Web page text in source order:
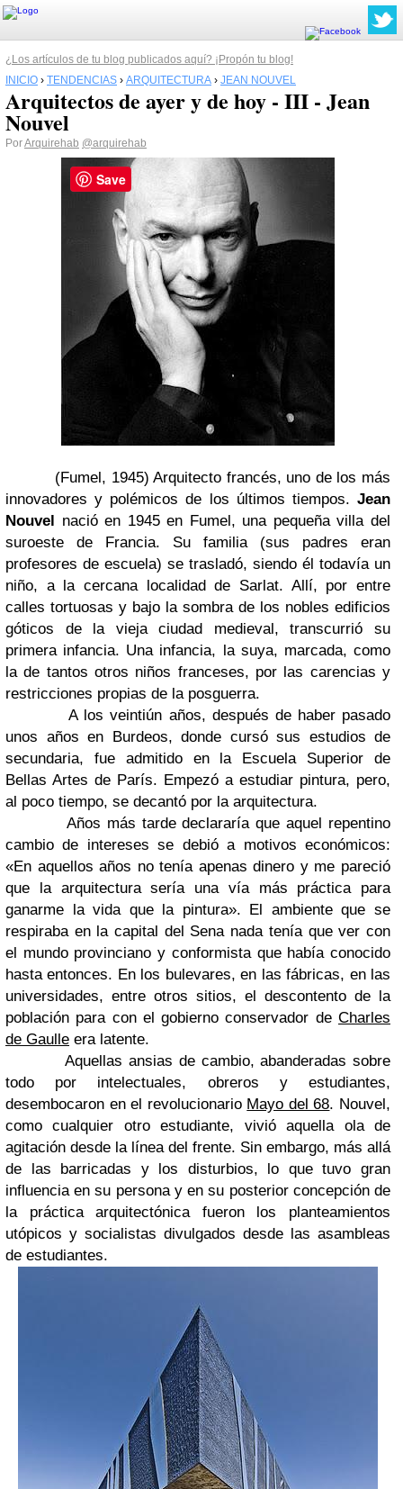
¿Los artículos de tu blog publicados aquí? ¡Propón tu blog!
INICIO › TENDENCIAS › ARQUITECTURA › JEAN NOUVEL
Arquitectos de ayer y de hoy - III - Jean
Nouvel
PorArquirehab @arquirehab
(Fumel, 1945) Arquitecto francés, uno de los más
innovadores y polémicos de los últimos tiempos. Jean
Nouvel nació en 1945 en Fumel, una pequeña villa del
suroeste de Francia. Su familia (sus padres eran
profesores de escuela) se trasladó, siendo él todavía un
niño, a la cercana localidad de Sarlat. Allí, por entre
calles tortuosas y bajo la sombra de los nobles edificios
góticos de la vieja ciudad medieval, transcurrió su
primera infancia. Una infancia, la suya, marcada, como
la de tantos otros niños franceses, por las carencias y
restricciones propias de la posguerra.
A los veintiún años, después de haber pasado
unos años en Burdeos, donde cursó sus estudios de
secundaria, fue admitido en la Escuela Superior de
Bellas Artes de París. Empezó a estudiar pintura, pero,
al poco tiempo, se decantó por la arquitectura.
Años más tarde declararía que aquel repentino
cambio de intereses se debió a motivos económicos:
«En aquellos años no tenía apenas dinero y me pareció
que la arquitectura sería una vía más práctica para
ganarme la vida que la pintura». El ambiente que se
respiraba en la capital del Sena nada tenía que ver con
el mundo provinciano y conformista que había conocido
hasta entonces. En los bulevares, en las fábricas, en las
universidades, entre otros sitios, el descontento de la
población para con el gobierno conservador de Charles
de Gaulle era latente.
Aquellas ansias de cambio, abanderadas sobre
todo por intelectuales, obreros y estudiantes,
desembocaron en el revolucionario Mayo del 68. Nouvel,
como cualquier otro estudiante, vivió aquella ola de
agitación desde la línea del frente. Sin embargo, más allá
de las barricadas y los disturbios, lo que tuvo gran
influencia en su persona y en su posterior concepción de
la práctica arquitectónica fueron los planteamientos
utópicos y socialistas divulgados desde las asambleas
de estudiantes.
Save